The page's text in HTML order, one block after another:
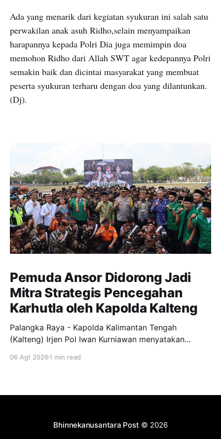
Ada yang menarik dari kegiatan syukuran ini salah satu
perwakilan anak asuh Ridho,selain menyampaikan
harapannya kepada Polri Dia juga memimpin doa
memohon Ridho dari Allah SWT agar kedepannya Polri
semakin baik dan dicintai masyarakat yang membuat
peserta syukuran terharu dengan doa yang dilantunkan.
(Dj).
Pemuda Ansor Didorong Jadi
Mitra Strategis Pencegahan
Karhutla oleh Kapolda Kalteng
Palangka Raya - Kapolda Kalimantan Tengah
(Kalteng) Irjen Pol Iwan Kurniawan menyatakan
menjadi garda terdepan dalam upaya pencegahan
disampaikan Kapolda, usai menghadiri apel siaga
Ansor Kalteng di
06 Agt 2026 1 min read
Bhinnekanusantara Post © 2026